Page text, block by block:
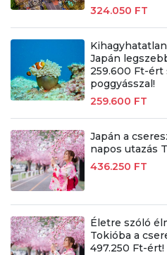
324.050 FT
Japán
259.600 Ft-ért
poggyásszal!
259.600 FT
Japán a
napos utazás
436.250 FT
Életre szóló
Tokióba a
497.250 Ft-